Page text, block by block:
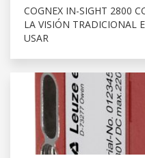
COGNEX IN-SIGHT 2800
LA VISIÓN TRADICIONAL
USAR